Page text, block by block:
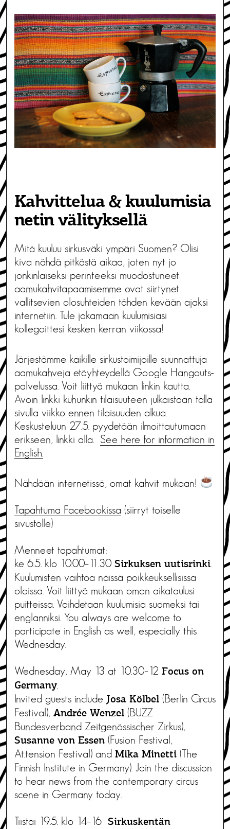
Kahvittelua & kuulumisia
netin välityksellä
Mitä kuuluu sirkusväki ympäri Suomen? Olisi
kiva nähdä pitkästä aikaa, joten nyt jo
jonkinlaiseksi perinteeksi muodostuneet
aamukahvitapaamisemme ovat siirtynet
vallitsevien olosuhteiden tähden kevään ajaksi
internetiin. Tule jakamaan kuulumisiasi
kollegoittesi kesken kerran viikossa!
Järjestämme kaikille sirkustoimijoille suunnattuja
aamukahveja etäyhteydellä Google Hangouts-
palvelussa. Voit liittyä mukaan linkin kautta.
Avoin linkki kuhunkin tilaisuuteen julkaistaan tällä
sivulla viikko ennen tilaisuuden alkua.
Keskusteluun 27.5. pyydetään ilmoittautumaan
erikseen, linkki alla. See here for information in
English.
Nähdään internetissä, omat kahvit mukaan!
Tapahtuma Facebookissa (siirryt toiselle
sivustolle)
Menneet tapahtumat:
ke 6.5. klo 10.00–11.30 Sirkuksen uutisrinki
Kuulumisten vaihtoa näissä poikkeuksellisissa
oloissa. Voit liittyä mukaan oman aikataulusi
puitteissa. Vaihdetaan kuulumisia suomeksi tai
englanniksi. You always are welcome to
participate in English as well, especially this
Wednesday.
Wednesday, May 13 at 10.30–12 Focus on
Germany
Invited guests include Josa Kölbel (Berlin Circus
Festival), Andrée Wenzel (BUZZ
Bundesverband Zeitgenössischer Zirkus),
Susanne von Essen (Fusion Festival,
At.tension Festival) and Mika Minetti (The
Finnish Institute in Germany). Join the discussion
to hear news from the contemporary circus
scene in Germany today.
Tiistai 19.5. klo 14–16 Sirkuskentän